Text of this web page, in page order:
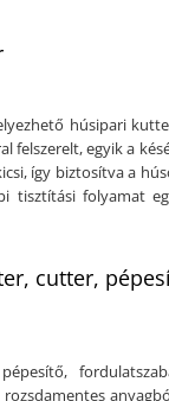
és a tál
strapabíró
és a tál
8/16 fordulat/
x 1383 x 1670 mm
1900 kg
húsipari
felszerelt, egyik a
így biztosítva a
tisztítási folyamat
kés
tál sebesség: 12/
( 50 Hz )Méret:
cutter,